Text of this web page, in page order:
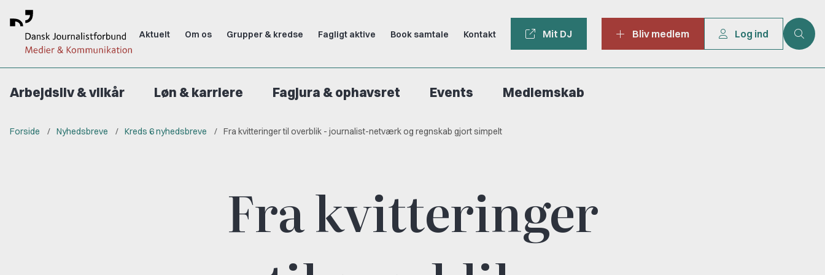
Aktuelt Om os Grupper & kredse Fagligt aktive Book samtale Kontakt Mit DJ Bliv medlem Log ind
Arbejdsliv & vilkår Løn & karriere Fagjura & ophavsret Events Medlemskab
Forside Nyhedsbreve Kreds 6 nyhedsbreve Fra kvitteringer til overblik - journalist-netværk og regnskab gjort simpelt
Fra kvitteringer